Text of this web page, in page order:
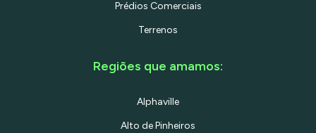
Prédios Comerciais
Terrenos
Regiões que amamos:
Alphaville
Alto de Pinheiros